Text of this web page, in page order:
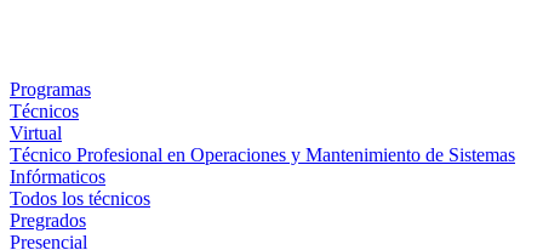
Programas
Técnicos
Virtual
Técnico Profesional en Operaciones y Mantenimiento de Sistemas
Infórmaticos
Todos los técnicos
Pregrados
Presencial